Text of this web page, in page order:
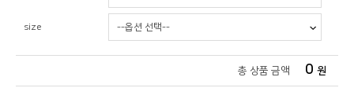
size
총 상품 금액 0 원